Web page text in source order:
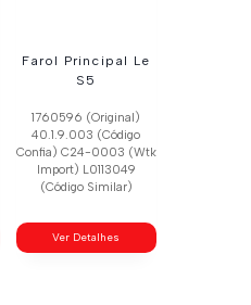
Farol Principal Le
S5
1760596 (Original)
40.1.9.003 (Código
Confia) C24-0003 (Wtk
Import) L0113049
(Código Similar)
Ver Detalhes